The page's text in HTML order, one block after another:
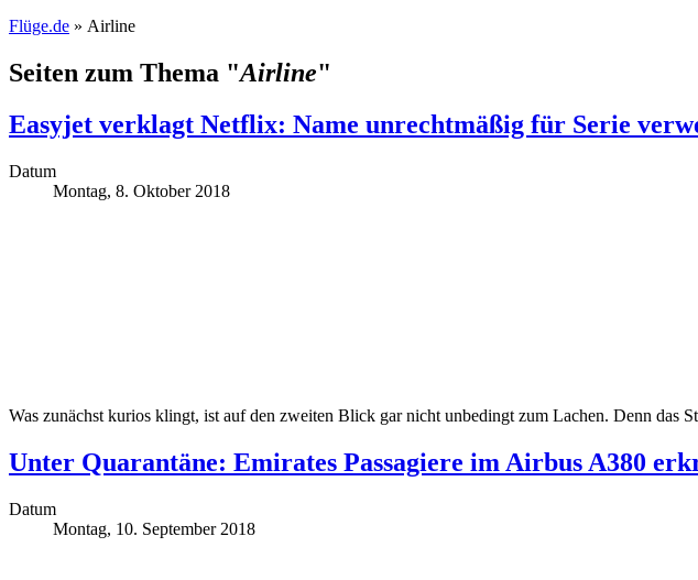
Flüge.de » Airline
Seiten zum Thema "Airline"
Easyjet verklagt Netflix: Name unrechtmäßig für Serie
Datum
Montag, 8. Oktober 2018
Was zunächst kurios klingt, ist auf den zweiten Blick gar nicht unbedingt zum Lachen. Denn das
Unter Quarantäne: Emirates Passagiere im Airbus A380
Datum
Montag, 10. September 2018